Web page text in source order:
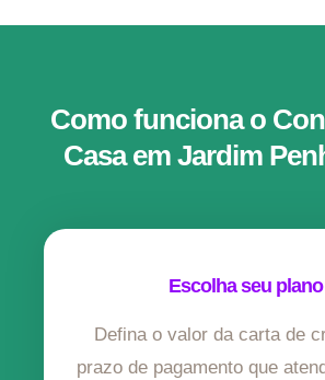
Como funciona o
Casa em Jardim
Escolha seu plano
Defina o valor da carta de
prazo de pagamento que